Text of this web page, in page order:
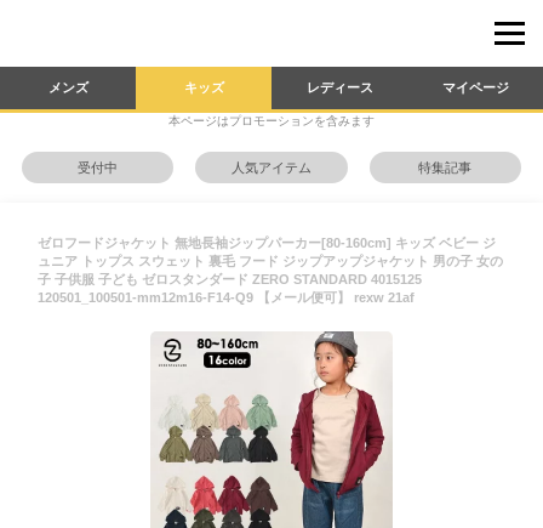
メンズ キッズ レディース マイページ
本ページはプロモーションを含みます
受付中 人気アイテム 特集記事
ゼロフードジャケット 無地長袖ジップパーカー[80-160cm] キッズ ベビー ジ
ュニア トップス スウェット 裏毛 フード ジップアップジャケット 男の子 女の
子 子供服 子ども ゼロスタンダード ZERO STANDARD 4015125
120501_100501-mm12m16-F14-Q9 【メール便可】 rexw 21af